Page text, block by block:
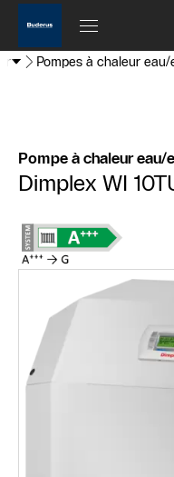
Pompes à chaleur eau/
Pompe à chaleur eau/
Dimplex WI